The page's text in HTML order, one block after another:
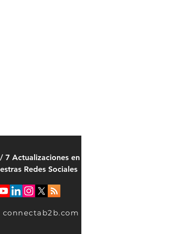
Panamá
7 Actualizaciones en
Redes Sociales
connectab2b.com